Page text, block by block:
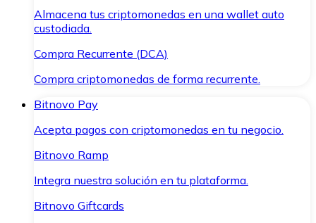
Almacena tus criptomonedas en una wallet auto
custodiada.
Compra Recurrente (DCA)
Compra criptomonedas de forma recurrente.
Bitnovo Pay
Acepta pagos con criptomonedas en tu negocio.
Bitnovo Ramp
Integra nuestra solución en tu plataforma.
Bitnovo Giftcards